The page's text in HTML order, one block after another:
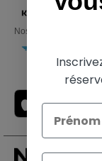
Nos transporteurs